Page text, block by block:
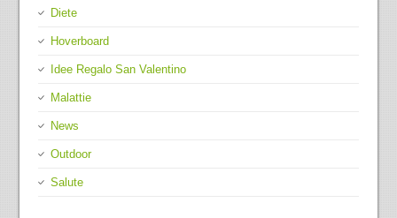
Diete
Hoverboard
Idee Regalo San Valentino
Malattie
News
Outdoor
Salute